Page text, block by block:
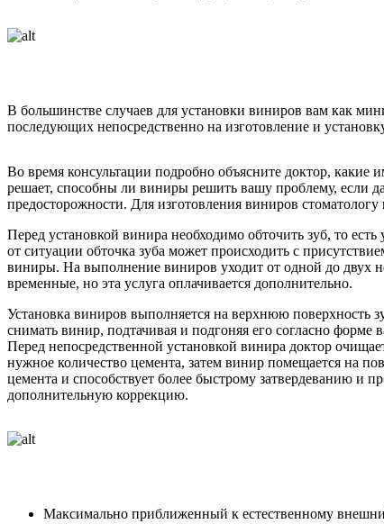
В большинстве случаев для установки виниров вам как
последующих непосредственно на изготовление и
Во время консультации подробно объясните доктор, какие
решает, способны ли виниры решить вашу проблему, если
предосторожности. Для изготовления виниров
Перед установкой винира необходимо обточить зуб, то
от ситуации обточка зуба может происходить с
виниры. На выполнение виниров уходит от одной до двух
временные, но эта услуга оплачивается дополнительно.
Установка виниров выполняется на верхнюю поверхность
снимать винир, подтачивая и подгоняя его согласно
Перед непосредственной установкой винира доктор
нужное количество цемента, затем винир помещается на
цемента и способствует более быстрому затвердеванию и
дополнительную коррекцию.
Максимально приближенный к естественному